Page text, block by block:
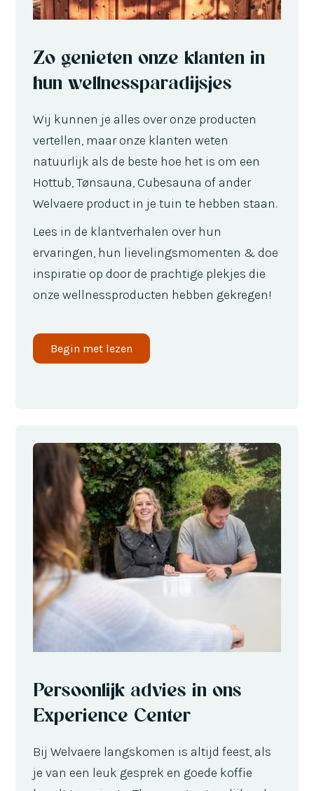
Zo genieten onze klanten in
hun wellnessparadijsjes
Wij kunnen je alles over onze producten
vertellen, maar onze klanten weten
natuurlijk als de beste hoe het is om een
Hottub, Tønsauna, Cubesauna of ander
Welvaere product in je tuin te hebben staan.
Lees in de klantverhalen over hun
ervaringen, hun lievelingsmomenten & doe
inspiratie op door de prachtige plekjes die
onze wellnessproducten hebben gekregen!
Begin met lezen
Persoonlijk advies in ons
Experience Center
Bij Welvaere langskomen is altijd feest, als
je van een leuk gesprek en goede koffie